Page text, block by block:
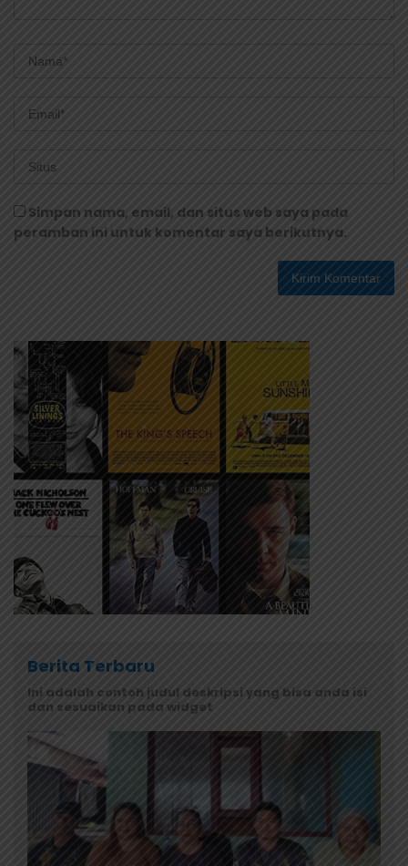
Simpan nama, email, dan situs web saya pada
peramban ini untuk komentar saya berikutnya.
Berita Terbaru
Ini adalah contoh judul deskripsi yang bisa anda isi
dan sesuaikan pada widget